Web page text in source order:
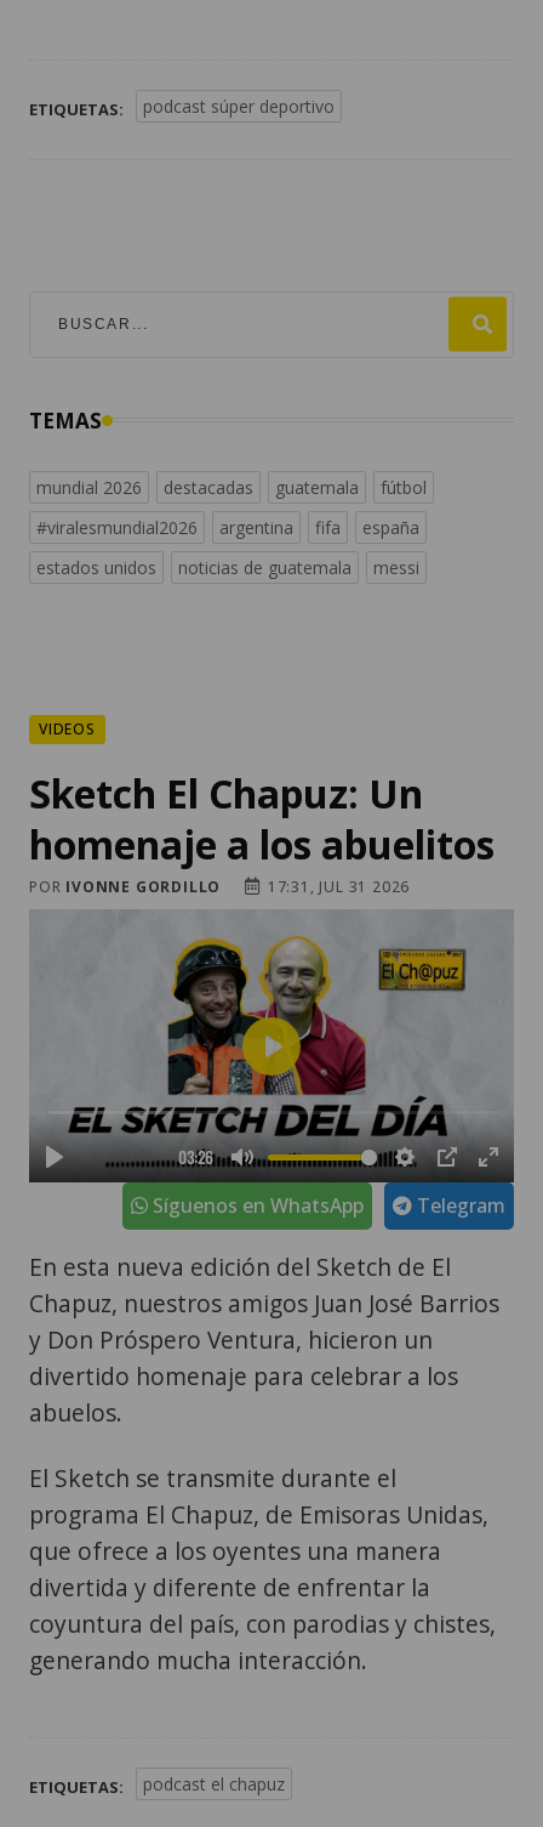
ETIQUETAS: podcast súper deportivo
TEMAS
mundial 2026 destacadas guatemala
fútbol
#viralesmundial2026
argentina fifa
españa
estados unidos
noticias de guatemala messi
VIDEOS
Sketch El Chapuz: Un
homenaje a los abuelitos
POR IVONNE GORDILLO 17:31, JUL 31 2026
Telegram
Síguenos en WhatsApp
En esta nueva edición del Sketch de El
Chapuz, nuestros amigos Juan José Barrios
y Don Próspero Ventura, hicieron un
divertido homenaje para celebrar a los
abuelos.
El Sketch se transmite durante el
programa El Chapuz, de Emisoras Unidas,
que ofrece a los oyentes una manera
divertida y diferente de enfrentar la
coyuntura del país, con parodias y chistes,
generando mucha interacción.
ETIQUETAS: podcast el chapuz